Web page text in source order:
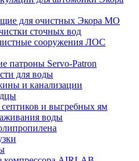
для очистных Экора МО
сточных вод
сооружения ЛОС
патроны Servo-Patron
для воды
и канализации
и выгребных ям
воды